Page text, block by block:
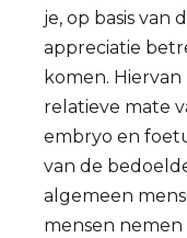
je, op basis van
appreciatie
komen.
relatieve mate
embryo en
van de
algemeen
mensen